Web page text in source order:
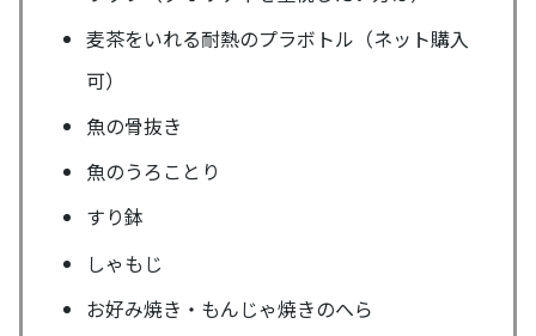
麦茶をいれる耐熱のプラボトル（ネット購入
可）
魚の骨抜き
魚のうろことり
すり鉢
しゃもじ
お好み焼き・もんじゃ焼きのへら